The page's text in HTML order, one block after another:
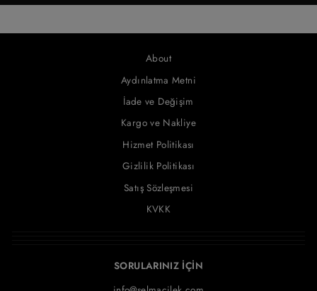
About
Aydınlatma Metni
İade ve Değişim
Kargo ve Nakliye
Hizmet Politikası
Gizlilik Politikası
Satış Sözleşmesi
KVKK
SORULARINIZ İÇİN